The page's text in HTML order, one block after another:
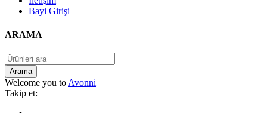
Bayi Girişi
ARAMA
Welcome you to Avonni
Takip et: